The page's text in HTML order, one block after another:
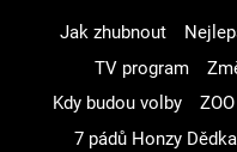
Jak zhubnout
TV program
Kdy budou volby
7 pádů Honzy Dědka